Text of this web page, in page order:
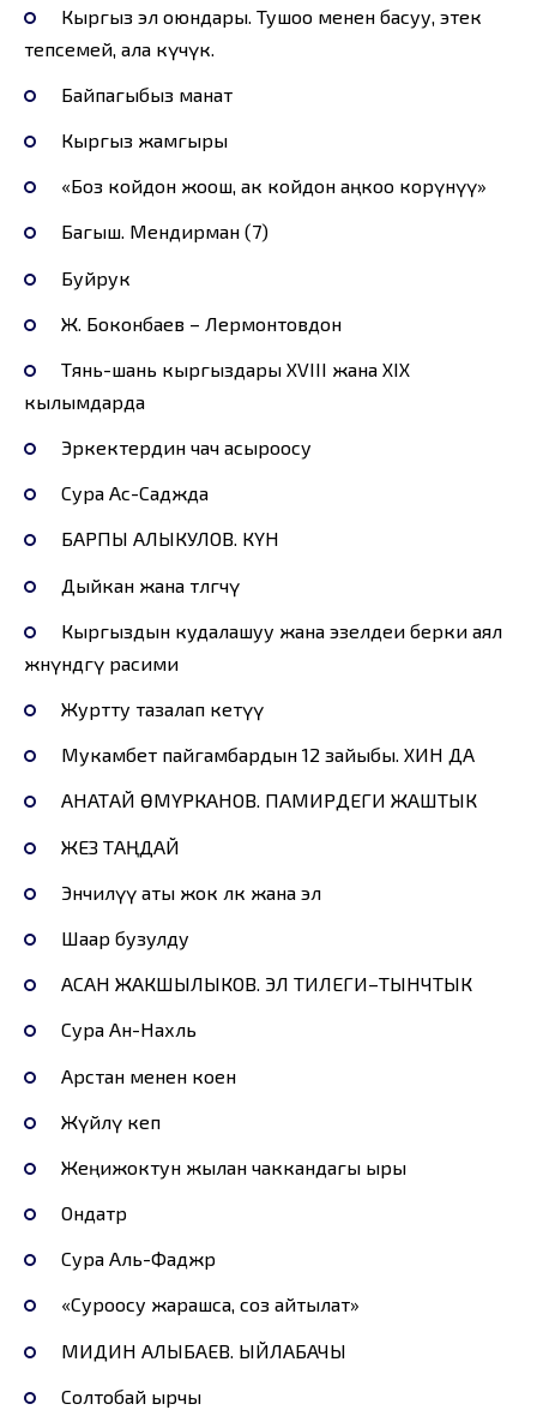
Кыргыз эл оюндары. Тушоо менен басуу, этек
тепсемей, ала күчүк.
Байпагыбыз манат
Кыргыз жамгыры
«Боз койдон жоош, ак койдон аңкоо корүнүү»
Багыш. Мендирман (7)
Буйрук
Ж. Боконбаев – Лермонтовдон
Тянь-шань кыргыздары XVIII жана XIX
кылымдарда
Эркектердин чач асыроосу
Сура Ас-Саджда
БАРПЫ АЛЫКУЛОВ. КҮН
Дыйкан жана төлгөчү
Кыргыздын кудалашуу жана эзелдеи берки аял
жөнүндөгү расими
Журтту тазалап кетүү
Мукамбет пайгамбардын 12 зайыбы. ХИН ДА
АНАТАЙ ӨМҮРКАНОВ. ПАМИРДЕГИ ЖАШТЫК
ЖЕЗ ТАҢДАЙ
Энчилүү аты жок өлкө жана эл
Шаар бузулду
АСАН ЖАКШЫЛЫКОВ. ЭЛ ТИЛЕГИ–ТЫНЧТЫК
Сура Ан-Нахль
Арстан менен коен
Жүйөөлү кеп
Жеңижоктун жылан чаккандагы ыры
Ондатр
Сура Аль-Фаджр
«Суроосу жарашса, соз айтылат»
МИДИН АЛЫБАЕВ. ЫЙЛАБАЧЫ
Солтобай ырчы